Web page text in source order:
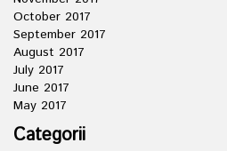
October 2017
September 2017
August 2017
July 2017
June 2017
May 2017
Categorii